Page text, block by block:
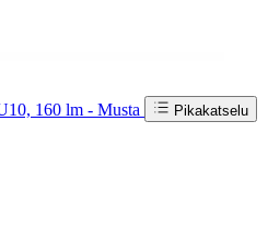
160 lm - Musta Pikakatselu